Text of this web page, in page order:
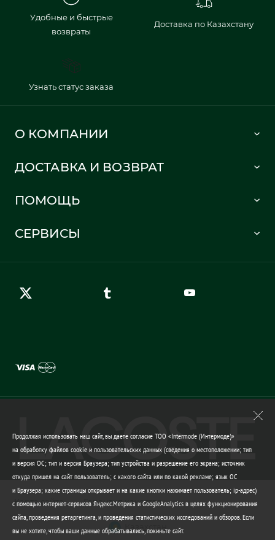
Удобные и быстрые
возвраты
Доставка по Казахстану
Узнать статус заказа
О КОМПАНИИ
Политика в отношении обработки персональных данных
ДОСТАВКА И ВОЗВРАТ
Информация о доставке
Правила возврата
ПОМОЩЬ
Карта сайта
СЕРВИСЫ
Карта сайта Гарантия качества
Продолжая использовать наш сайт, вы даете согласие ТОО «Intermode (Интермоде)»
на обработку файлов cookie и пользовательских данных (сведения о местоположении; тип
и версия ОС; тип и версия Браузера; тип устройства и разрешение его экрана; источник
откуда пришел на сайт пользователь; с какого сайта или по какой рекламе; язык ОС
и Браузера; какие страницы открывает и на какие кнопки нажимает пользователь; ip-адрес)
с помощью интернет-сервисов Яндекс.Метрика и GoogleAnalytics в целях функционирования
сайта, проведения ретаргетинга, и проведения статистических исследований и обзоров. Если
вы не хотите, чтобы ваши данные обрабатывались, покиньте сайт.